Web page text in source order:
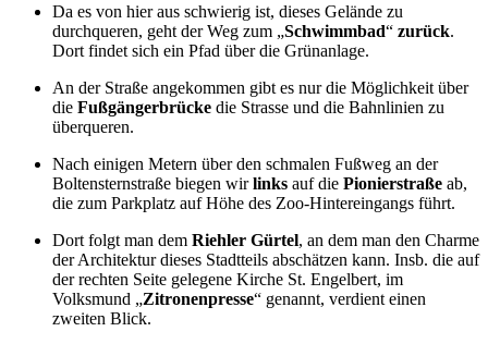
Da es von hier aus schwierig ist, dieses Gelände zu
durchqueren, geht der Weg zum „Schwimmbad“ zurück.
Dort findet sich ein Pfad über die Grünanlage.
An der Straße angekommen gibt es nur die Möglichkeit über
die Fußgängerbrücke die Strasse und die Bahnlinien zu
überqueren.
Nach einigen Metern über den schmalen Fußweg an der
Boltensternstraße biegen wirlinks auf die Pionierstraße ab,
die zum Parkplatz auf Höhe des Zoo-Hintereingangs führt.
Dort folgt man dem Riehler Gürtel, an dem man den Charme
der Architektur dieses Stadtteils abschätzen kann. Insb. die auf
der rechten Seite gelegene Kirche St. Engelbert, im
Volksmund „Zitronenpresse“ genannt, verdient einen
zweiten Blick.